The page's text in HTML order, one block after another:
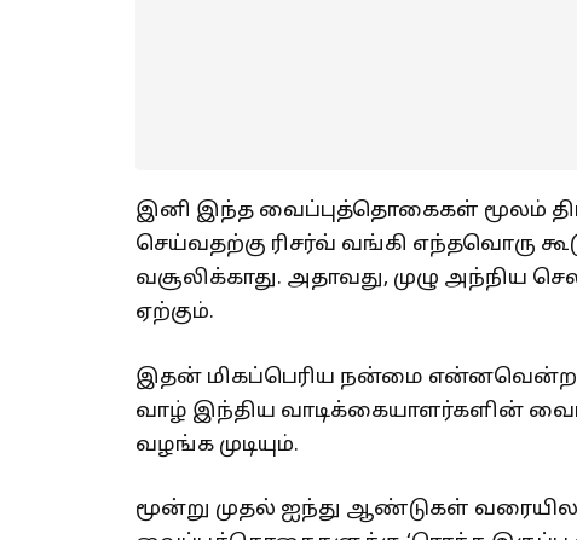
இனி இந்த வைப்புத்தொகைகள் மூலம்
செய்வதற்கு ரிசர்வ் வங்கி எந்தவொரு
வசூலிக்காது. அதாவது, முழு அந்நிய
ஏற்கும்.
இதன் மிகப்பெரிய நன்மை
வாழ் இந்திய வாடிக்கையாளர்களின்
வழங்க முடியும்.
மூன்று முதல் ஐந்து ஆண்டுகள்